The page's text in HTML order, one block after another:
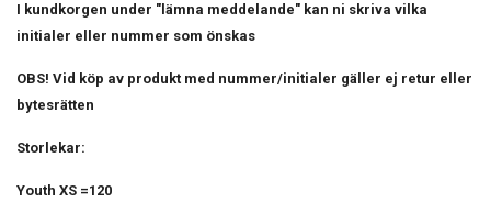
I kundkorgen under "lämna meddelande" kan ni skriva vilka
initialer eller nummer som önskas
OBS! Vid köp av produkt med nummer/initialer gäller ej retur eller
bytesrätten
Storlekar:
Youth XS =120